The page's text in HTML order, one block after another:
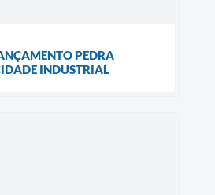
PEDRA
INDUSTRIAL